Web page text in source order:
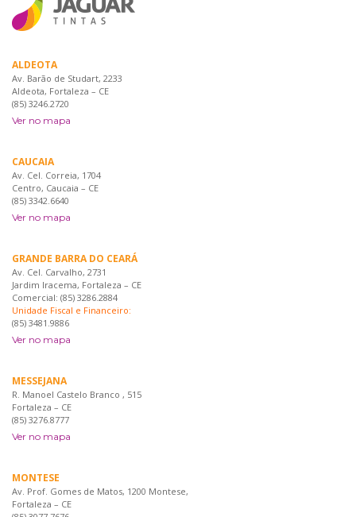
ALDEOTA
Av. Barão de Studart, 2233
Aldeota, Fortaleza – CE
(85) 3246.2720
Ver no mapa
CAUCAIA
Av. Cel. Correia, 1704
Centro, Caucaia – CE
(85) 3342.6640
Ver no mapa
GRANDE BARRA DO CEARÁ
Av. Cel. Carvalho, 2731
Jardim Iracema, Fortaleza – CE
Comercial: (85) 3286.2884
Unidade Fiscal e Financeiro:
(85) 3481.9886
Ver no mapa
MESSEJANA
R. Manoel Castelo Branco , 515
Fortaleza – CE
(85) 3276.8777
Ver no mapa
MONTESE
Av. Prof. Gomes de Matos, 1200 Montese,
Fortaleza – CE